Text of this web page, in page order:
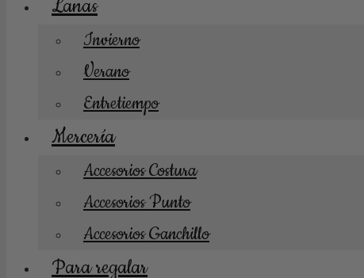
Lanas
Invierno
Verano
Entretiempo
Mercería
Accesorios Costura
Accesorios Punto
Accesorios Ganchillo
Para regalar